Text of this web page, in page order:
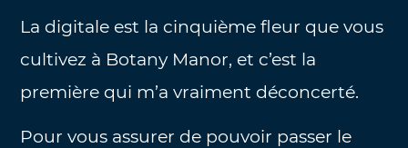
La digitale est la cinquième fleur que vous
cultivez à Botany Manor, et c’est la
première qui m’a vraiment déconcerté.
Pour vous assurer de pouvoir passer le